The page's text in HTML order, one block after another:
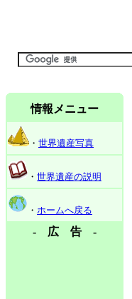
情報メニュー
・ 世界遺産写真
・ 世界遺産の説明
・ ホームへ戻る
- 広 告 -